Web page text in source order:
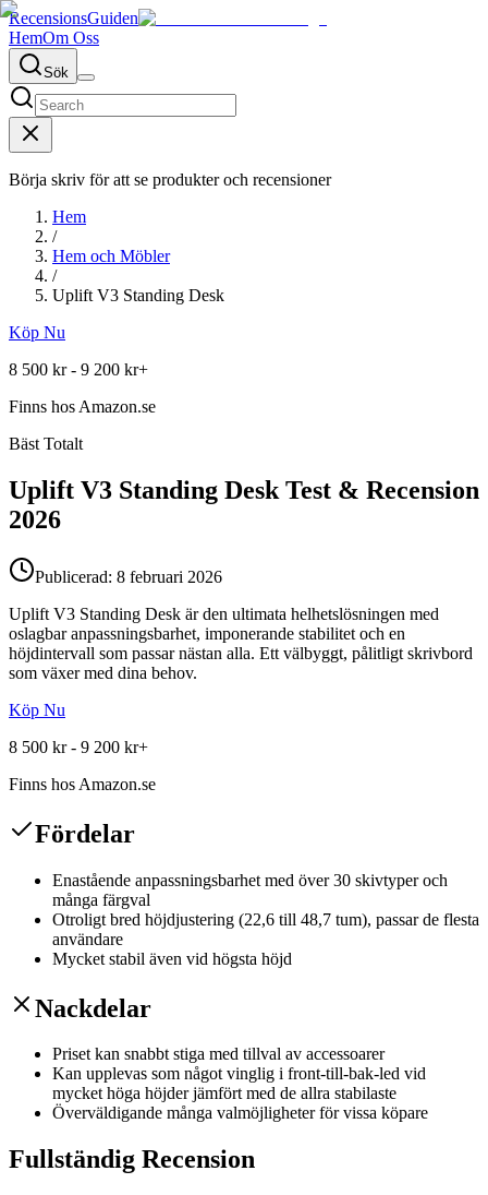
RecensionsGuiden
HemOm Oss
Sök
Börja skriv för att se produkter och recensioner
Hem
/
Hem och Möbler
/
Uplift V3 Standing Desk
Köp Nu
8 500 kr - 9 200 kr+
Finns hos Amazon.se
Bäst Totalt
Uplift V3 Standing Desk Test & Recension
2026
Publicerad: 8 februari 2026
Uplift V3 Standing Desk är den ultimata helhetslösningen med
oslagbar anpassningsbarhet, imponerande stabilitet och en
höjdintervall som passar nästan alla. Ett välbyggt, pålitligt skrivbord
som växer med dina behov.
Köp Nu
8 500 kr - 9 200 kr+
Finns hos Amazon.se
Fördelar
Enastående anpassningsbarhet med över 30 skivtyper och
många färgval
Otroligt bred höjdjustering (22,6 till 48,7 tum), passar de flesta
användare
Mycket stabil även vid högsta höjd
Nackdelar
Priset kan snabbt stiga med tillval av accessoarer
Kan upplevas som något vinglig i front-till-bak-led vid
mycket höga höjder jämfört med de allra stabilaste
Överväldigande många valmöjligheter för vissa köpare
Fullständig Recension